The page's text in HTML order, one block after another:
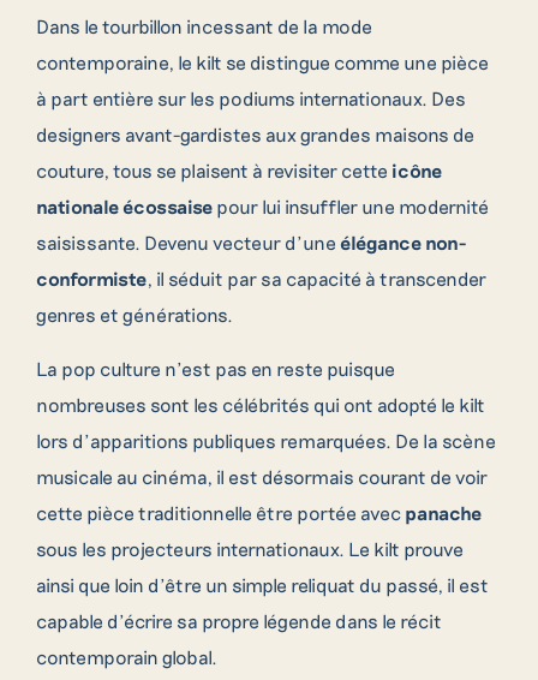
Dans le tourbillon incessant de la mode
contemporaine, le kilt se distingue comme une pièce
à part entière sur les podiums internationaux. Des
designers avant-gardistes aux grandes maisons de
couture, tous se plaisent à revisiter cette icône
nationale écossaise pour lui insuffler une modernité
saisissante. Devenu vecteur d’une élégance non-
conformiste , il séduit par sa capacité à transcender
genres et générations.
La pop culture n’est pas en reste puisque
nombreuses sont les célébrités qui ont adopté le kilt
lors d’apparitions publiques remarquées. De la scène
musicale au cinéma, il est désormais courant de voir
cette pièce traditionnelle être portée avec panache
sous les projecteurs internationaux. Le kilt prouve
ainsi que loin d’être un simple reliquat du passé, il est
capable d’écrire sa propre légende dans le récit
contemporain global.